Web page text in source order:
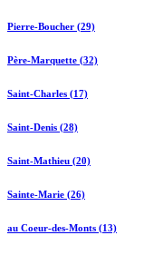
Pierre-Boucher (29)
Père-Marquette (32)
Saint-Charles (17)
Saint-Denis (28)
Saint-Mathieu (20)
Sainte-Marie (26)
au Coeur-des-Monts (13)